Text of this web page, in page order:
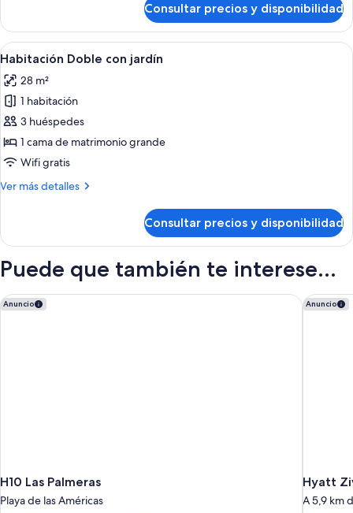
la
piscina
doble,
vistas
a
piscina
Consultar precios y disponibilidad
Abrir
todas
las
fotos
de
Habitación
Doble
jardín
Habitación de hotel con una cama
6
Habitación Doble con jardín
28 m²
1 habitación
3 huéspedes
1 cama de matrimonio grande
Wifi gratis
Ver más detalles
Más
Doble
jardín
Consultar precios y disponibilidad
Puede que también te interese...
Anuncio
H10 Las Palmeras
Playa de las Américas
H10 Las Palmeras Anuncio
Hyatt
A 5,9 km
Hyatt